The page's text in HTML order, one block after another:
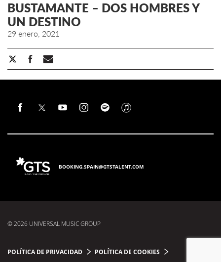
BUSTAMANTE – DOS HOMBRES Y
UN DESTINO
29 enero, 2021
BOOKING.SPAIN@GTSTALENT.COM
© 2026 UNIVERSAL MUSIC GROUP
POLÍTICA DE PRIVACIDAD POLÍTICA DE COOKIES